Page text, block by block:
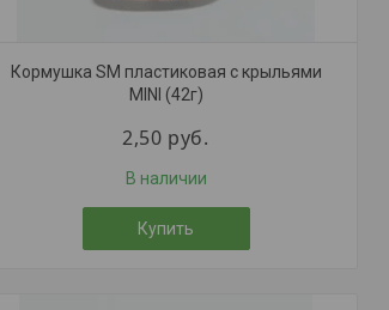
Кормушка SM пластиковая с крыльями
MINI (42г)
2,50 руб.
В наличии
Купить